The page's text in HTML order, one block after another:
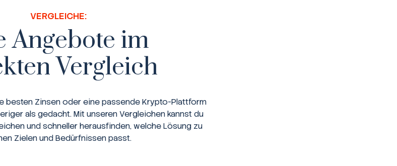
VERGLEICHE:
Angebote im
Vergleich
besten Zinsen oder eine passende Krypto-Plattform
als gedacht. Mit unseren Vergleichen kannst du
und schneller herausfinden, welche Lösung zu
Zielen und Bedürfnissen passt.